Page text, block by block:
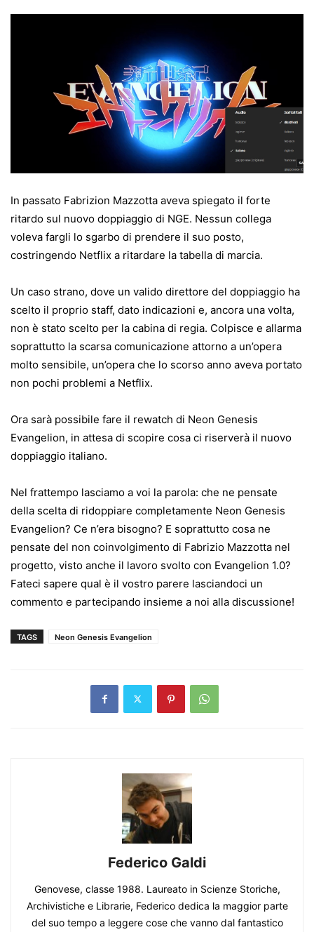
In passato Fabrizion Mazzotta aveva spiegato il forte
ritardo sul nuovo doppiaggio di NGE. Nessun collega
voleva fargli lo sgarbo di prendere il suo posto,
costringendo Netflix a ritardare la tabella di marcia.
Un caso strano, dove un valido direttore del doppiaggio ha
scelto il proprio staff, dato indicazioni e, ancora una volta,
non è stato scelto per la cabina di regia. Colpisce e allarma
soprattutto la scarsa comunicazione attorno a un’opera
molto sensibile, un’opera che lo scorso anno aveva portato
non pochi problemi a Netflix.
Ora sarà possibile fare il rewatch di Neon Genesis
Evangelion, in attesa di scopire cosa ci riserverà il nuovo
doppiaggio italiano.
Nel frattempo lasciamo a voi la parola: che ne pensate
della scelta di ridoppiare completamente Neon Genesis
Evangelion? Ce n’era bisogno? E soprattutto cosa ne
pensate del non coinvolgimento di Fabrizio Mazzotta nel
progetto, visto anche il lavoro svolto con Evangelion 1.0?
Fateci sapere qual è il vostro parere lasciandoci un
commento e partecipando insieme a noi alla discussione!
TAGS Neon Genesis Evangelion
Federico Galdi
Genovese, classe 1988. Laureato in Scienze Storiche,
Archivistiche e Librarie, Federico dedica la maggior parte
del suo tempo a leggere cose che vanno dal fantastico